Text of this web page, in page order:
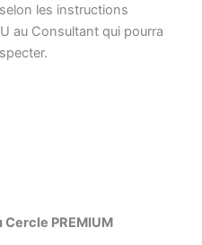
les instructions
au Consultant qui pourra
PREMIUM